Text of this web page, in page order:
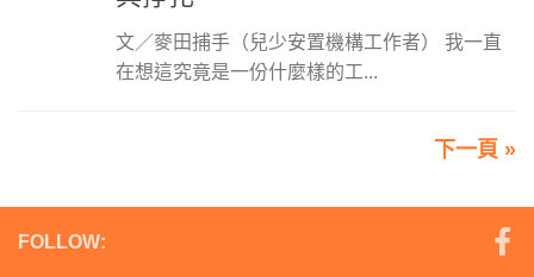
文／麥田捕手（兒少安置機構工作者） 我一直
在想這究竟是一份什麼樣的工...
下一頁 »
FOLLOW: